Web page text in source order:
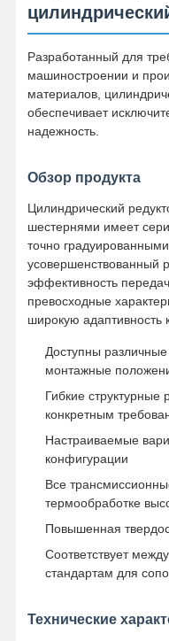
Разработанный для
машиностроении и
материалов,
обеспечивает
надежность.
Обзор продукта
Цилиндрический
шестернями имеет
точно
усовершенствованный
эффективность
превосходные
широкую адаптивность
Доступны
монтажные
Гибкие
конкретным
Настраиваемые
конфигурации
Все
термообработке
Повышенная
Соответствует
стандартам для
Технические